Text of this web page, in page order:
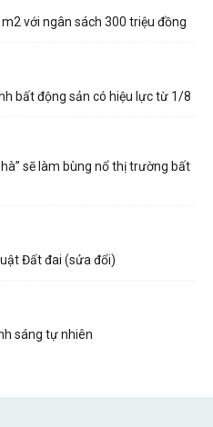
với ngân sách 300 triệu đồng
bất động sản có hiệu lực từ 1/8
sẽ làm bùng nổ thị trường bất
Đất đai (sửa đổi)
sáng tự nhiên